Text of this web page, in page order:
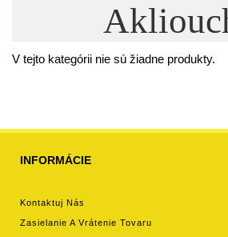
V tejto kategórii nie sú žiadne produkty.
INFORMÁCIE
Kontaktuj Nás
Zasielanie A Vrátenie Tovaru